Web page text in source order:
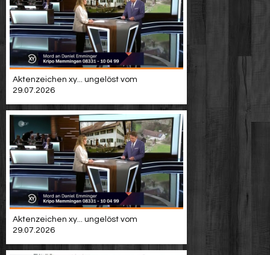
Aktenzeichen xy... ungelöst vom
29.07.2026
Aktenzeichen xy... ungelöst vom
29.07.2026